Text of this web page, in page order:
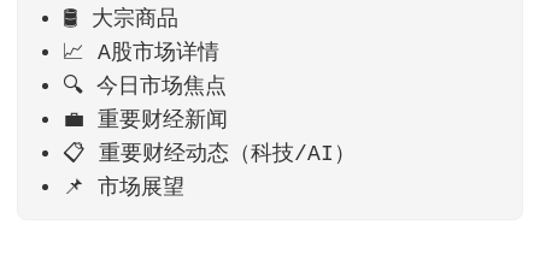
🛢️ 大宗商品
📈 A股市场详情
🔍 今日市场焦点
💼 重要财经新闻
📋 重要财经动态（科技/AI）
📌 市场展望